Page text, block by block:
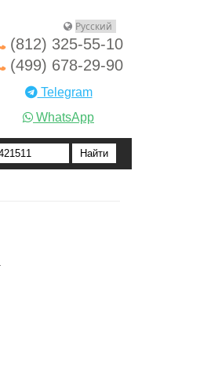
(812) 325-55-10
(499) 678-29-90
Telegram
WhatsApp